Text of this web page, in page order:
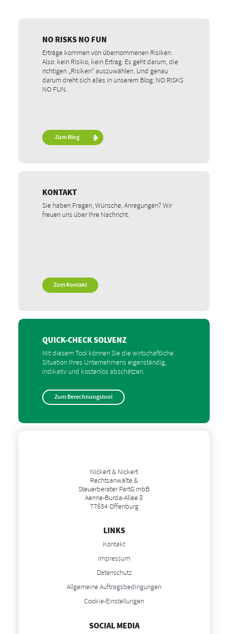
BEITRÄGE
NO RISKS NO FUN
Erträge kommen von übernommenen Risiken.
Also: kein Risiko, kein Ertrag. Es geht darum, die
richtigen „Risiken“ auszuwählen. Und genau
darum dreht sich alles in unserem Blog: NO RISKS
NO FUN.
Zum Blog
KONTAKT
Sie haben Fragen, Wünsche, Anregungen? Wir
freuen uns über Ihre Nachricht.
Zum Kontakt
QUICK-CHECK SOLVENZ
Mit diesem Tool können Sie die wirtschaftliche
Situation Ihres Unternehmens eigenständig,
indikativ und kostenlos abschätzen.
Zum Berechnungstool
Nickert & Nickert
Rechtsanwälte &
Steuerberater PartG mbB
Aenne-Burda-Allee 8
77654 Offenburg
LINKS
Kontakt
Impressum
Datenschutz
Allgemeine Auftragsbedingungen
Cookie-Einstellungen
SOCIAL MEDIA